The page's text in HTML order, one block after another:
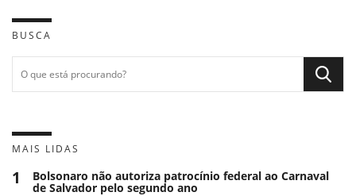
BUSCA
MAIS LIDAS
1 Bolsonaro não autoriza patrocínio federal ao Carnaval
de Salvador pelo segundo ano